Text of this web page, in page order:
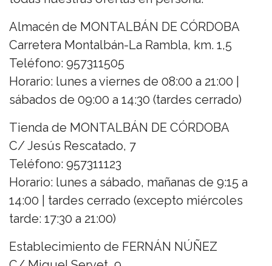
Almacén de MONTALBÁN DE CÓRDOBA
Carretera Montalbán-La Rambla, km. 1,5
Teléfono: 957311505
Horario: lunes a viernes de 08:00 a 21:00 |
sábados de 09:00 a 14:30 (tardes cerrado)
Tienda de MONTALBÁN DE CÓRDOBA
C/ Jesús Rescatado, 7
Teléfono: 957311123
Horario: lunes a sábado, mañanas de 9:15 a
14:00 | tardes cerrado (excepto miércoles
tarde: 17:30 a 21:00)
Establecimiento de FERNÁN NÚÑEZ